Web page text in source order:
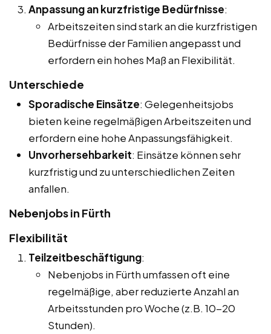
Anpassung an kurzfristige Bedürfnisse:
Arbeitszeiten sind stark an die kurzfristigen
Bedürfnisse der Familien angepasst und
erfordern ein hohes Maß an Flexibilität.
Unterschiede
Sporadische Einsätze: Gelegenheitsjobs
bieten keine regelmäßigen Arbeitszeiten und
erfordern eine hohe Anpassungsfähigkeit.
Unvorhersehbarkeit: Einsätze können sehr
kurzfristig und zu unterschiedlichen Zeiten
anfallen.
Nebenjobs in Fürth
Flexibilität
Teilzeitbeschäftigung:
Nebenjobs in Fürth umfassen oft eine
regelmäßige, aber reduzierte Anzahl an
Arbeitsstunden pro Woche (z.B. 10-20
Stunden).